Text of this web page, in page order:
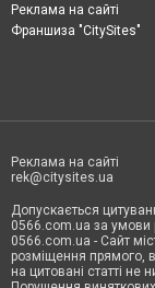
Реклама на сайті
Франшиза "CitySites"
Реклама на сайті
rek@citysites.ua
Допускається
0566.com.ua за умови
0566.com.ua - Сайт
розміщення прямого,
на цитовані статті не